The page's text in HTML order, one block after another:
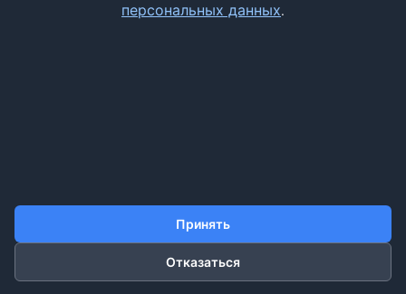
КОНТАКТЫ
персональных данных.
Принять
Отказаться